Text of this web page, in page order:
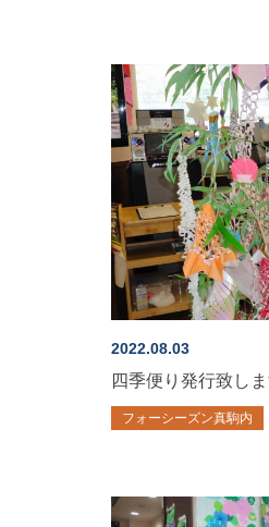
2022.08.03
四季便り発行致しま
フォーシーズン真駒内